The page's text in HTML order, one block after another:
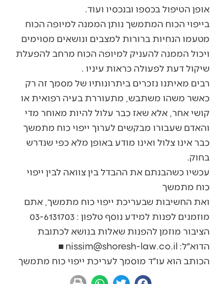
אופן הטיפול בכספו ובנכסיו ועוד.
בייפוי הכוח המתמשך נותן הממנה למיופה הכוח
מטעמו הנחיות ברורות למצבים ונושאים מסוימים
ויכול הממנה להעניק למיופה הכוח מרחב להפעלת
שיקול דעת לפעולה כראות עיניו .
רבים מאיתנו נזכרים ביתרונותיו של מסמך זה רק
כאשר משהו משתבש, מתעוררת בעיה רפואית או
קושי אחר, אלא שאז כבר עלול להיות מאוחר מדי
והאדם שעבורו מבקשים לערוך ייפוי כוח מתמשך
כבר אינו צלול ואינו מודע באופן מלא כפי שנדרש
בחוק.
עכשיו כשהבנתם את ההבדל בין צוואה לבין ייפוי
כוח מתמשך
ואת החשיבות שבעריכת ייפוי כוח מתמשך, אתם
מוזמנים לפנות למידע נוסף טלפון : 03-6131703
הציבור מוזמן להפנות שאלות בנושא לכתובת
הדוא״ל: nissim@shoresh-law.co.il ■
הכותב הוא עו״ד מוסמך לעריכת ייפוי כוח מתמשך